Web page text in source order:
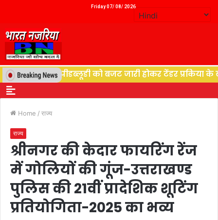
Friday 07/ 08/ 2026
विभाग पीडब्लूडी को बजट जारी होकर टेंडर प्रकिया के बाद
Home / राज्य
राज्य
श्रीनगर की केदार फायरिंग रेंज
में गोलियों की गूंज-उत्तराखण्ड
पुलिस की 21वीं प्रादेशिक शूटिंग
प्रतियोगिता-2025 का भव्य